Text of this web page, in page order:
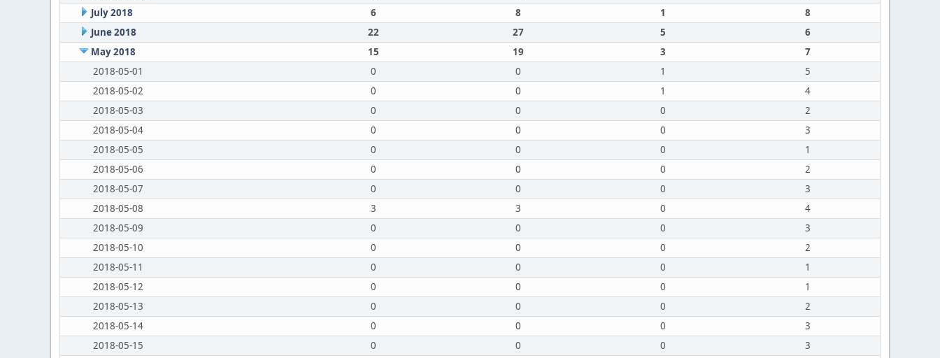
July 2018
6 8 1
8
June 2018
22 27 5
6
May 2018
15 19 3
7
2018-05-01
0 0 1
5
2018-05-02
0 0 1
4
2018-05-03
0 0 0
2
2018-05-04
0 0 0
3
2018-05-05
0 0 0
1
2018-05-06
0 0 0
2
2018-05-07
0 0 0
3
2018-05-08
3 3 0
4
2018-05-09
0 0 0
3
2018-05-10
0 0 0
2
2018-05-11
0 0 0
1
2018-05-12
0 0 0
1
2018-05-13
0 0 0
2
2018-05-14
0 0 0
3
2018-05-15
0 0 0
3